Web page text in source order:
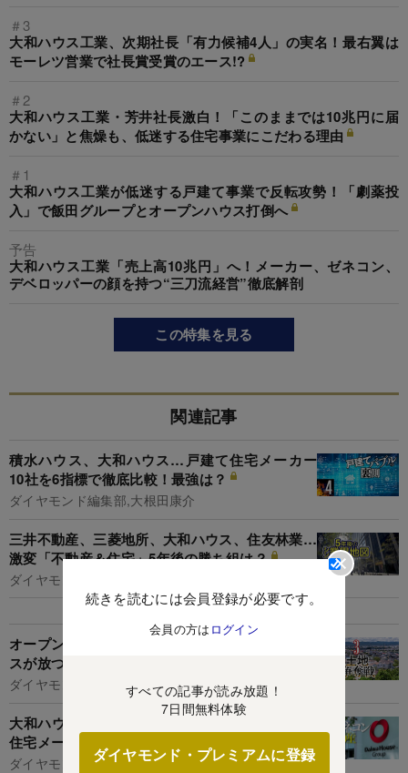
続きを読むには会員登録が必要です。
会員の方は ログイン
すべての記事が読み放題！
7日間無料体験
ダイヤモンド・プレミアムに登録
＃3
大和ハウス工業、次期社長「有力候補4人」の実名！最右翼は
モーレツ営業で社長賞受賞のエース!?
＃2
大和ハウス工業・芳井社長激白！「このままでは10兆円に届
かない」と焦燥も、低迷する住宅事業にこだわる理由
＃1
大和ハウス工業が低迷する戸建て事業で反転攻勢！「劇薬投
入」で飯田グループとオープンハウス打倒へ
予告
大和ハウス工業「売上高10兆円」へ！メーカー、ゼネコン、
デベロッパーの顔を持つ“三刀流経営”徹底解剖
この特集を見る
関連記事
積水ハウス、大和ハウス…戸建て住宅メーカー
10社を6指標で徹底比較！最強は？
ダイヤモンド編集部,大根田康介
三井不動産、三菱地所、大和ハウス、住友林業…
激変「不動産＆住宅」5年後の勝ち組は？
ダイヤモンド編集部,篭島裕亮
オープンハウスが急成長の戸建て市場で大和ハウ
スが放つ、土地争奪「起死回生の一手」
ダイヤモンド編集部,大根田康介
大和ハウスは10年で売上高2倍！大手ゼネコンvs
住宅メーカー「実力格差」の真相
ダイヤモンド編集部,臼井真粧美